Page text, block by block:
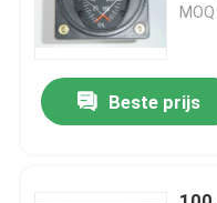
Beste prijs